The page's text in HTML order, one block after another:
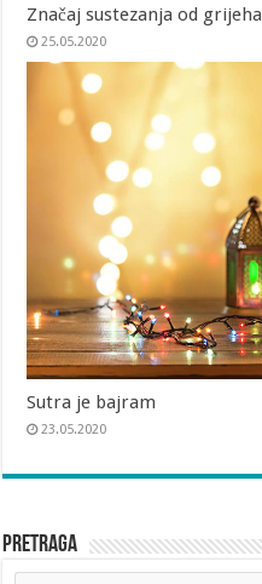
Značaj sustezanja od grijeha
25.05.2020
Sutra je bajram
23.05.2020
Pretraga